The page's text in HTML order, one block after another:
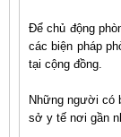
Để chủ động
các biện pháp
tại cộng đồng.
Những người có
sở y tế nơi gần